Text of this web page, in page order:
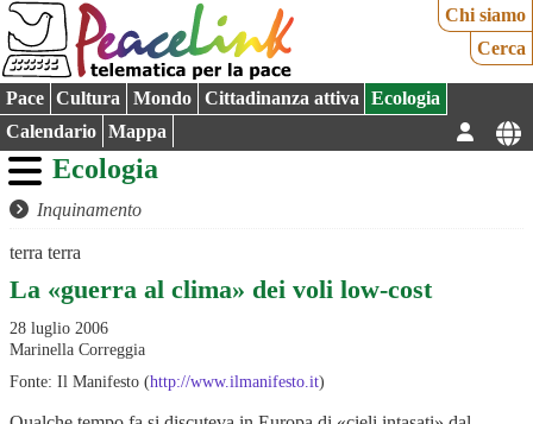
Chi siamo
Cerca
Pace Cultura Mondo Cittadinanza attiva
Ecologia
Calendario
Mappa
Ecologia
Inquinamento
terra terra
La «guerra al clima» dei voli low-cost
28 luglio 2006
Marinella Correggia
Fonte: Il Manifesto (http://www.ilmanifesto.it)